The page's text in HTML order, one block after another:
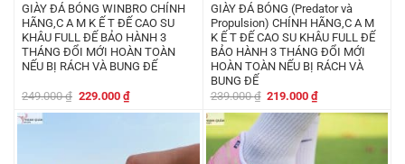
GIÀY ĐÁ BÓNG WINBRO CHÍNH
HÃNG,C A M K Ế T ĐẾ CAO SU
KHÂU FULL ĐẾ BẢO HÀNH 3
THÁNG ĐỔI MỚI HOÀN TOÀN
NẾU BỊ RÁCH VÀ BUNG ĐẾ
249.000₫ Giá
là:
229.000 ₫Giá
hiện
tại
GIÀY ĐÁ BÓNG (Predator và
Propulsion) CHÍNH HÃNG,C A M
K Ế T ĐẾ CAO SU KHÂU FULL ĐẾ
BẢO HÀNH 3 THÁNG ĐỔI MỚI
HOÀN TOÀN NẾU BỊ RÁCH VÀ
BUNG ĐẾ
239.000₫ Giá
là:
239.000 ₫.
219.000₫Giá
tại
là:
219.000 ₫.